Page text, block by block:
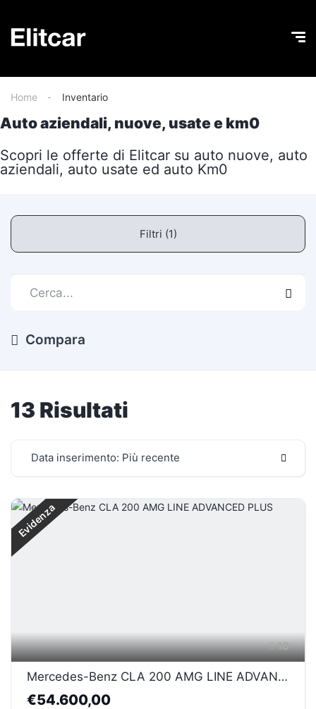
Home Inventario
Auto aziendali, nuove, usate e km0
Scopri le offerte di Elitcar su auto nuove, auto
aziendali, auto usate ed auto Km0
Filtri (1)
Compara
13 Risultati
Data inserimento: Più recente
Evidenza
18
Mercedes-Benz CLA 200 AMG LINE ADVANCED PLUS
€54.600,00